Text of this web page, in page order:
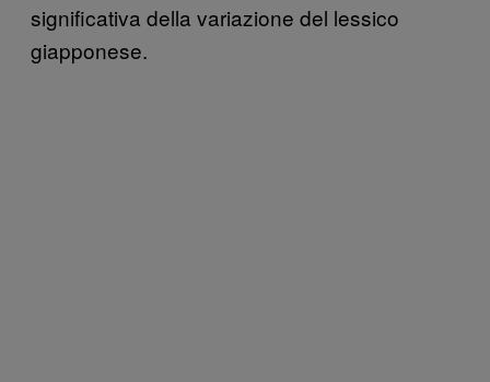
significativa della variazione del lessico
giapponese.